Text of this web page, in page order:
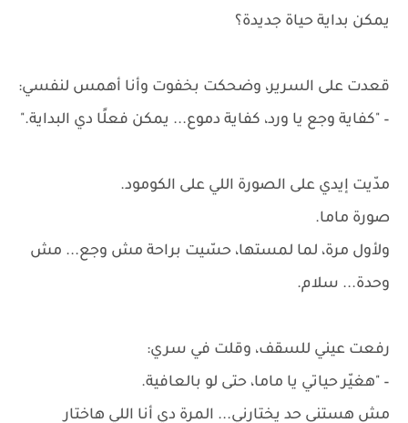
يمكن بداية حياة جديدة؟
قعدت على السرير، وضحكت بخفوت وأنا أهمس لنفسي:
– "كفاية وجع يا ورد، كفاية دموع... يمكن فعلًا دي البداية."
مدّيت إيدي على الصورة اللي على الكومود.
صورة ماما.
ولأول مرة، لما لمستها، حسّيت براحة مش وجع... مش
وحدة... سلام.
رفعت عيني للسقف، وقلت في سري:
– "هغيّر حياتي يا ماما، حتى لو بالعافية.
مش هستنى حد يختارني... المرة دي أنا اللي هاختار